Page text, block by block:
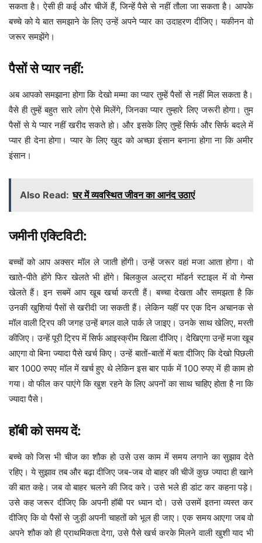
सकता है। ऐसी ही कई और चीजें हैं, जिन्हें पैसे से नहीं तौला जा सकता है। आपके
बच्चे को ये बात समझाने के लिए उन्हें अपने प्यार का उदाहरण दीजिए। यकीनन वो
जरूर समझेंगे।
पैसों से प्यार नहीं:
अब आपको समझाना होगा कि देखो मम्मा का प्यार तुम्हें पैसों से नहीं मिल सकता है।
वैसे ही तुम्हें बहुत सारे लोग ऐसे मिलेंगे, जिनका प्यार तुम्हारे लिए जरूरी होगा। तुम
पैसों से ये प्यार नहीं खरीद सकते हो। और इसके लिए तुम्हें सिर्फ और सिर्फ बदले में
प्यार ही देना होगा। प्यार के लिए खुद को अच्छा इंसान बनाना होगा ना कि अमीर
इंसान।
Also Read: घर में व्यवस्थित जीवन का आनंद उठाएं
जमीनी एक्टिविटी:
बच्चों को आप अक्सर मॉल ले जाती होंगी। उन्हें जरूर वहां मजा आता होगा। वो
खाते-पीते होंगे फिर खेलते भी होंगे। बिलकुल अल्ट्रा मॉडर्न स्टाइल में वो गेम्स
खेलते हैं। इन सबमें आप खूब खर्चा करती हैं। बच्चा देखता और समझता है कि
उनकी खुशियां पैसों से खरीदी जा सकती हैं। लेकिन यहीं पर एक दिन अचानक से
मॉल वाली ट्रिप की जगह उन्हें बगल वाले पार्क ले जाइए। उनके साथ खेलिए, मस्ती
कीजिए। उन्हें पूरी ट्रिप में सिर्फ आइस्क्रीम खिला दीजिए। देखिएगा उन्हें मजा खूब
आएगा वो बिना ज्यादा पैसे खर्च किए। उन्हें बातों-बातों में बता दीजिए कि देखो पिछली
बार 1000 रुपए मॉल में खर्च हुए थे लेकिन इस बार पार्क में 100 रुपए में ही काम हो
गया। वो फील कर पाएंगे कि खुश रहने के लिए अपनों का साथ चाहिए होता है ना कि
ज्यादा पैसे।
हॉबी को समय दें:
बच्चे को जिस भी चीज का शौक हो उसे उस काम में समय लगाने का सुझाव देते
रहिए। ये सुझाव तब और बढ़ा दीजिए जब-जब वो बाहर की चीजें कुछ ज्यादा ही खाने
की बात कहे। जब वो बाहर चलने की जिद करे। उसे भले ही डांट कर कहना पड़े।
उसे कह जरूर दीजिए कि अपनी हॉबी पर ध्यान दो। उसे उसमें इतना व्यस्त कर
दीजिए कि वो पैसों से जुड़ी अपनी चाहतों को भूल ही जाए। एक समय आएगा जब वो
अपने शौक को ही प्राथमिकता देगा, उसे पैसे खर्च करके मिलने वाली खुशी याद भी